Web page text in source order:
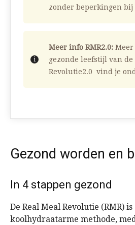
zonder beperkingen bij
Meer info RMR2.0: Meer
gezonde leefstijl van de
Revolutie2.0 vind je
Gezond worden en
In 4 stappen gezond
De Real Meal Revolutie (RMR)
koolhydraatarme methode,